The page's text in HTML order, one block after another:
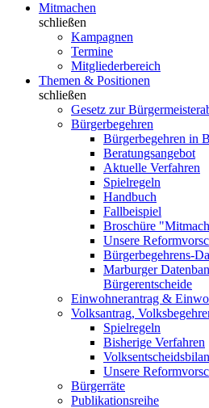
Mitmachen
schließen
Kampagnen
Termine
Mitgliederbereich
Themen & Positionen
schließen
Gesetz zur
Bürgerbegehren
Bürgerbegehren in
Beratungsangebot
Aktuelle Verfahren
Spielregeln
Handbuch
Fallbeispiel
Broschüre
Unsere
Bürgerbegehrens-
Marburger
Bürgerentscheide
Einwohnerantrag &
Volksantrag,
Spielregeln
Bisherige Verfahren
Unsere
Bürgerräte
Publikationsreihe